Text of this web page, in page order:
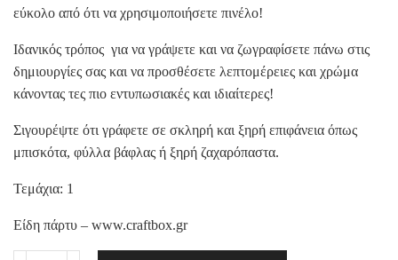
εύκολο από ότι να χρησιμοποιήσετε πινέλο!
Ιδανικός τρόπος για να γράψετε και να ζωγραφίσετε πάνω στις
δημιουργίες σας και να προσθέσετε λεπτομέρειες και χρώμα
κάνοντας τες πιο εντυπωσιακές και ιδιαίτερες!
Σιγουρέψτε ότι γράφετε σε σκληρή και ξηρή επιφάνεια όπως
μπισκότα, φύλλα βάφλας ή ξηρή ζαχαρόπαστα.
Τεμάχια: 1
Είδη πάρτυ – www.craftbox.gr